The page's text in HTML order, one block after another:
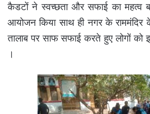
कैडटों ने स्वच्छता और सफाई का महत्व
आयोजन किया साथ ही नगर के राममंदिर
तालाब पर साफ सफाई करते हुए लोगों को
।